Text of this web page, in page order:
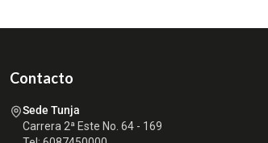
Contacto
Sede Tunja
Carrera 2ª Este No. 64 - 169